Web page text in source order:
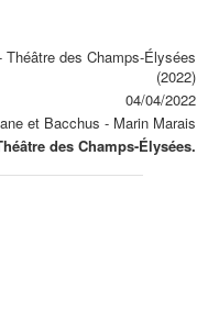
des Champs-Élysées
(2022)
04/04/2022
et Bacchus - Marin Marais
des Champs-Élysées.